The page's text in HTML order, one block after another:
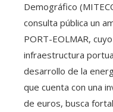
Demográfico
consulta pública un
PORT-EOLMAR,
infraestructura
desarrollo de la
que cuenta con una
de euros, busca